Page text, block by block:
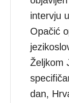
intervju
Opačić
Željkom
dan,